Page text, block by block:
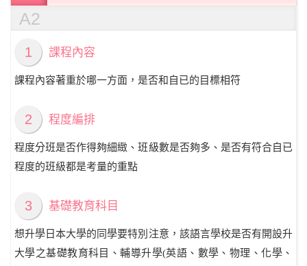
A2
1 課程內容
課程內容著重於哪一方面，是否和自已的目標相符
2 程度編排
程度分班是否作得夠細緻、班級數是否夠多、是否有符合自已
程度的班級都是考量的重點
3 基礎教育科目
想升學日本大學的同學要特別注意，該語言學校是否有開設升
大學之基礎教育科目、輔導升學(英語、數學、物理、化學、